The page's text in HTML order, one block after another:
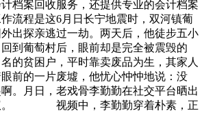
档案回收服务，还提供专业的会计档案
流程是这6月日长宁地震时，双河镇葡
出探亲逃过一劫。两天后，他徒步五小
到葡萄村后，眼前却是完全被震毁的
的贫困户，平时靠卖废品为生，其家人
前的一片废墟，他忧心忡忡地说：没
。月日，老戏骨李勤勤在社交平台晒出
议。 视频中，李勤勤穿着朴素，正